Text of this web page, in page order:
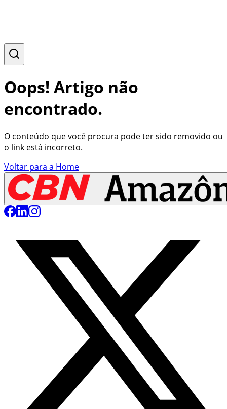
Oops! Artigo não
encontrado.
O conteúdo que você procura pode ter sido removido ou
o link está incorreto.
Voltar para a Home